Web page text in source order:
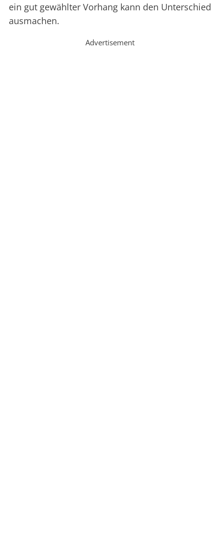
ein gut gewählter Vorhang kann den Unterschied
ausmachen.
Advertisement